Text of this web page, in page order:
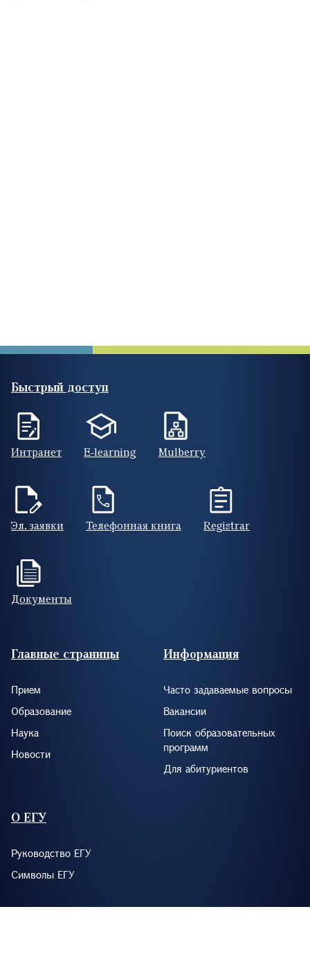
Быстрый доступ
Интранет E-learning Mulberry
Эл. заявки Телефонная книга Registrar
Документы
Footer (RUS)
Главные страницы
Прием
Образование
Наука
Новости
Информация
Часто задаваемые вопросы
Вакансии
Поиск образовательных
программ
Для абитуриентов
О ЕГУ
Руководство ЕГУ
Символы ЕГУ